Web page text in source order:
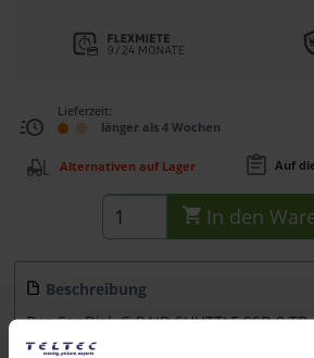
Lieferzeit:
länger als 4 Wochen
Alternativen auf Lager Auf
In den
Beschreibung
Das SanDisk G-RAID SHUTTLE SSD 8
RAID SSD-Lösung mit 8-Bays und...